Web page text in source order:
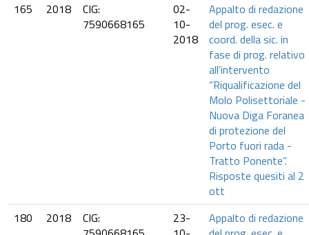
165
2018
CIG:
7590668165
02-
10-
2018
Appalto di redazione
del prog. esec. e
coord. della sic. in
fase di prog. relativo
all’intervento
“Riqualificazione del
Molo Polisettoriale -
Nuova Diga Foranea
di protezione del
Porto fuori rada -
Tratto Ponente”.
Risposte quesiti al 2
ott
180
2018
CIG:
23-
Appalto di redazione